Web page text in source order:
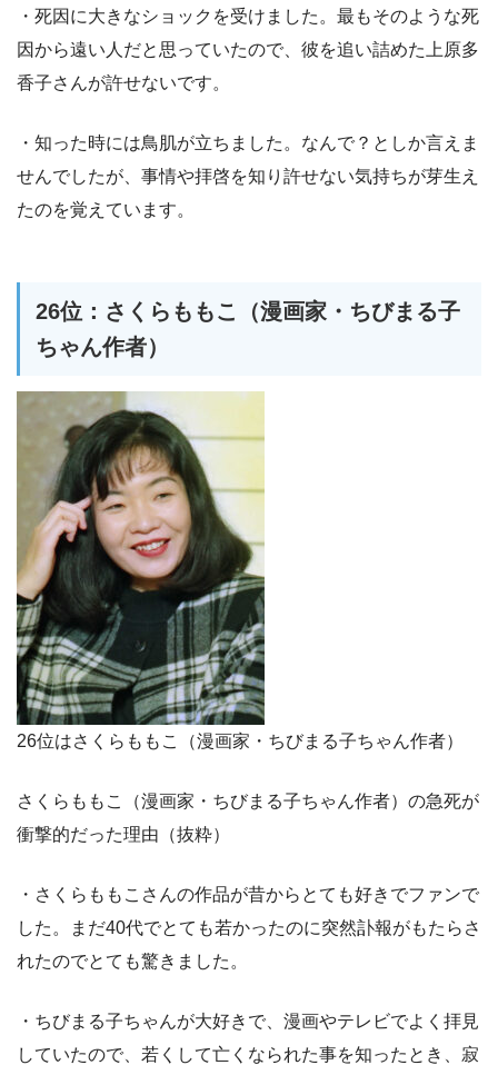
・死因に大きなショックを受けました。最もそのような死
因から遠い人だと思っていたので、彼を追い詰めた上原多
香子さんが許せないです。
・知った時には鳥肌が立ちました。なんで？としか言えま
せんでしたが、事情や拝啓を知り許せない気持ちが芽生え
たのを覚えています。
26位：さくらももこ（漫画家・ちびまる子
ちゃん作者）
26位はさくらももこ（漫画家・ちびまる子ちゃん作者）
さくらももこ（漫画家・ちびまる子ちゃん作者）の急死が
衝撃的だった理由（抜粋）
・さくらももこさんの作品が昔からとても好きでファンで
した。まだ40代でとても若かったのに突然訃報がもたらさ
れたのでとても驚きました。
・ちびまる子ちゃんが大好きで、漫画やテレビでよく拝見
していたので、若くして亡くなられた事を知ったとき、寂